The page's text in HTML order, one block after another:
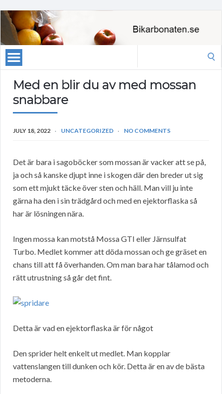
Med en blir du av med mossan
snabbare
JULY 18, 2022 UNCATEGORIZED NO COMMENTS
Det är bara i sagoböcker som mossan är vacker att se på,
ja och så kanske djupt inne i skogen där den breder ut sig
som ett mjukt täcke över sten och häll. Man vill ju inte
gärna ha den i sin trädgård och med en ejektorflaska så
har är lösningen nära.
Ingen mossa kan motstå Mossa GTI eller Järnsulfat
Turbo. Medlet kommer att döda mossan och ge gräset en
chans till att få överhanden. Om man bara har tålamod och
rätt utrustning så går det fint.
Detta är vad en ejektorflaska är för något
Den sprider helt enkelt ut medlet. Man kopplar
vattenslangen till dunken och kör. Detta är en av de bästa
metoderna.